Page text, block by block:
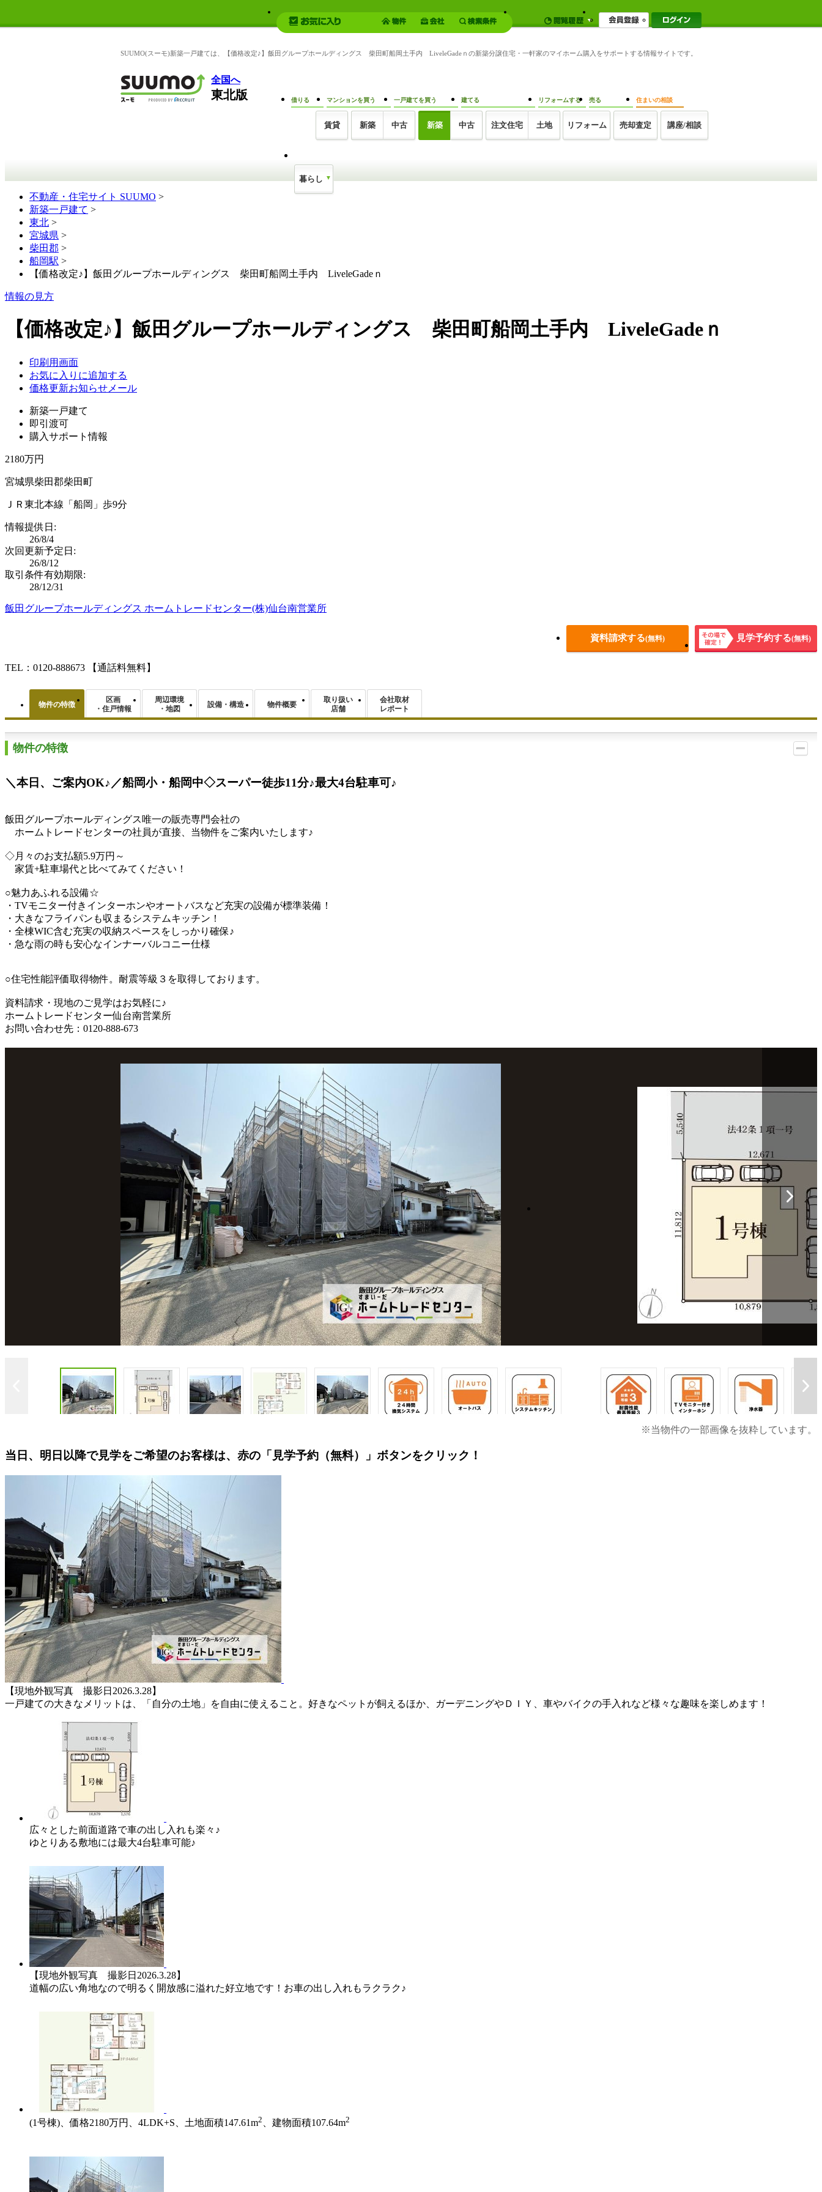
SUUMO(スーモ)新築一戸建ては、【価格改定♪】飯田グループホールディングス 柴田町船岡土手内 LiveleGadeｎの新築分譲住宅・一軒家のマイホーム購入をサポートする情報サイトです。
全国へ
東北版 借りる
賃貸
マンションを買う
新築 中古
一戸建てを買う
新築 中古
建てる
注文住宅 土地
リフォームする
リフォーム
売る
売却査定
住まいの相談
講座/相談
暮らし
不動産・住宅サイト SUUMO >
新築一戸建て >
東北 >
宮城県 >
柴田郡 >
船岡駅 >
【価格改定♪】飯田グループホールディングス 柴田町船岡土手内 LiveleGadeｎ
情報の見方
【価格改定♪】飯田グループホールディングス 柴田町船岡土手内 LiveleGadeｎ
印刷用画面
お気に入りに追加する
価格更新お知らせメール
新築一戸建て
即引渡可
購入サポート情報
2180万円
宮城県柴田郡柴田町
ＪＲ東北本線「船岡」歩9分
情報提供日:
26/8/4
次回更新予定日:
26/8/12
取引条件有効期限:
28/12/31
飯田グループホールディングス ホームトレードセンター(株)仙台南営業所
資料請求する(無料)
その場
見学予約する(無料)
TEL：0120-888673 【通話料無料】
物件の特徴
区画
・住戸情報
周辺環境
・地図
設備・構造 物件概要
取り扱い
店舗
会社取材
レポート
物件の特徴
＼本日、ご案内OK♪／船岡小・船岡中◇スーパー徒歩11分♪最大4台駐車可♪
飯田グループホールディングス唯一の販売専門会社の
ホームトレードセンターの社員が直接、当物件をご案内いたします♪
◇月々のお支払額5.9万円～
家賃+駐車場代と比べてみてください！
○魅力あふれる設備☆
・TVモニター付きインターホンやオートバスなど充実の設備が標準装備！
・大きなフライパンも収まるシステムキッチン！
・全棟WIC含む充実の収納スペースをしっかり確保♪
・急な雨の時も安心なインナーバルコニー仕様
○住宅性能評価取得物件。耐震等級３を取得しております。
資料請求・現地のご見学はお気軽に♪
ホームトレードセンター仙台南営業所
お問い合わせ先：0120-888-673
【現地外観写真 撮影日2026.3.28】
一戸建ての大きなメリットは、「自分の土地」を自由に使えること。好きなペットが飼えるほか、ガー
デニングやＤＩＹ、車やバイクの手入れなど様々な趣味を楽しめます！
※当物件の一部画像を抜粋しています。
当日、明日以降で見学をご希望のお客様は、赤の「見学予約（無料）」ボタンをクリック！
【現地外観写真 撮影日2026.3.28】
一戸建ての大きなメリットは、「自分の土地」を自由に使えること。好きなペットが飼えるほか、ガーデニングやＤＩＹ、車やバイクの手入れなど様々な趣味を楽しめます！
広々とした前面道路で車の出し入れも楽々♪
ゆとりある敷地には最大4台駐車可能♪
【現地外観写真 撮影日2026.3.28】
道幅の広い角地なので明るく開放感に溢れた好立地です！お車の出し入れもラクラク♪
(1号棟)、価格2180万円、4LDK+S、土地面積147.61m2 、建物面積107.64m2